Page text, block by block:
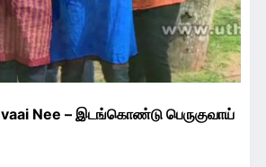
Nee – இடங்கொண்டு பெருகுவாய்